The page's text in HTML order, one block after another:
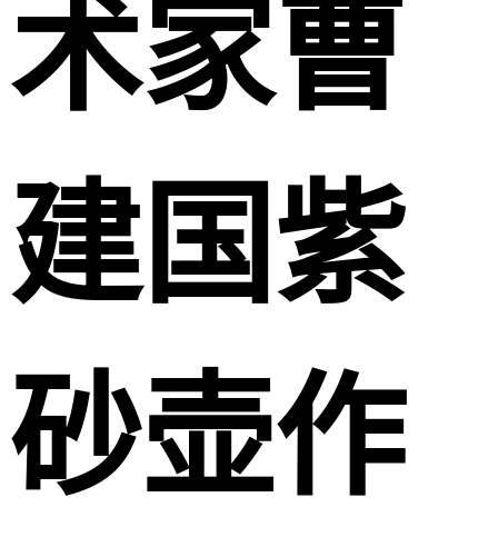
术家曹
建国紫
砂壶作